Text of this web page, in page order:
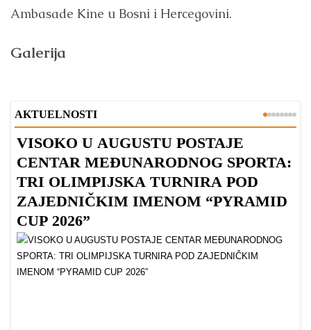
Ambasade Kine u Bosni i Hercegovini.
Galerija
AKTUELNOSTI
VISOKO U AUGUSTU POSTAJE
CENTAR MEĐUNARODNOG SPORTA:
TRI OLIMPIJSKA TURNIRA POD
ZAJEDNIČKIM IMENOM “PYRAMID
CUP 2026”